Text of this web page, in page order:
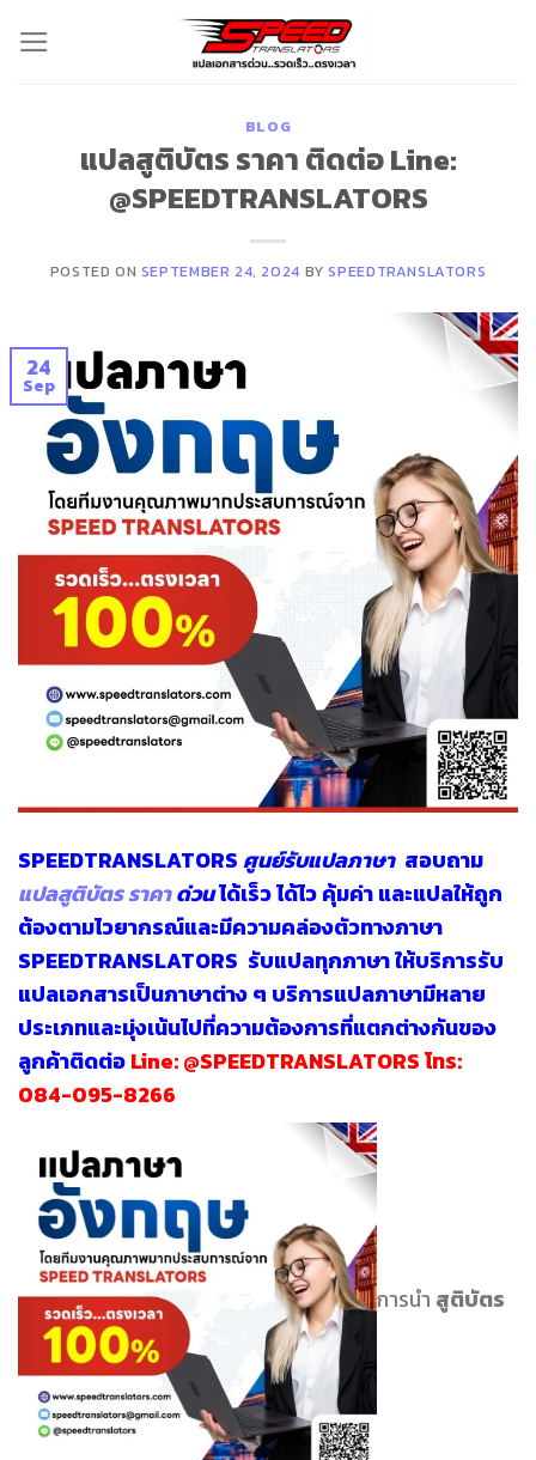
BLOG
แปลสูติบัตร ราคา ติดต่อ Line:
@SPEEDTRANSLATORS
POSTED ON SEPTEMBER 24, 2024 BYSPEEDTRANSLATORS
24
Sep
SPEEDTRANSLATORS ศูนย์รับแปลภาษาสอบถาม
แปลสูติบัตร ราคาด่วนได้เร็ว ได้ไว คุ้มค่า และแปลให้ถูก
ต้องตามไวยากรณ์และมีความคล่องตัวทางภาษา
SPEEDTRANSLATORS รับแปลทุกภาษาให้บริการรับ
แปลเอกสารเป็นภาษาต่าง ๆ บริการแปลภาษามีหลาย
ประเภทและมุ่งเน้นไปที่ความต้องการที่แตกต่างกันของ
ลูกค้าติดต่อLine:@SPEEDTRANSLATORSโทร:
084-095-8266
การนำ สูติบัตร